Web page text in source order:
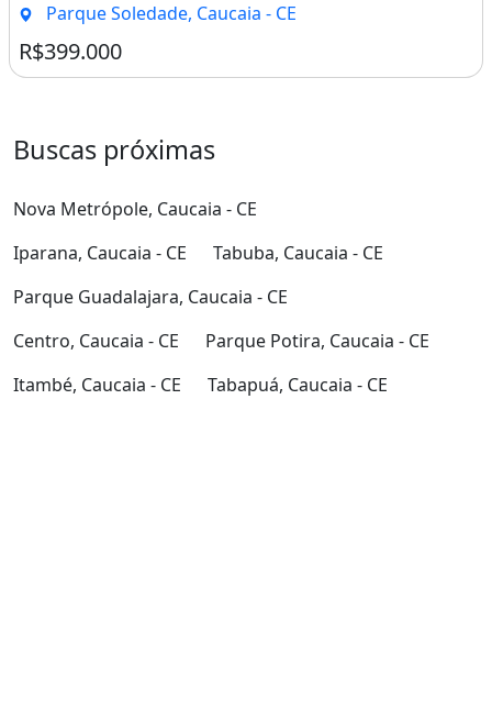
Parque Soledade, Caucaia - CE
R$399.000
Buscas próximas
Nova Metrópole, Caucaia - CE
Iparana, Caucaia - CE
Tabuba, Caucaia - CE
Parque Guadalajara, Caucaia - CE
Centro, Caucaia - CE
Parque Potira, Caucaia - CE
Itambé, Caucaia - CE
Tabapuá, Caucaia - CE